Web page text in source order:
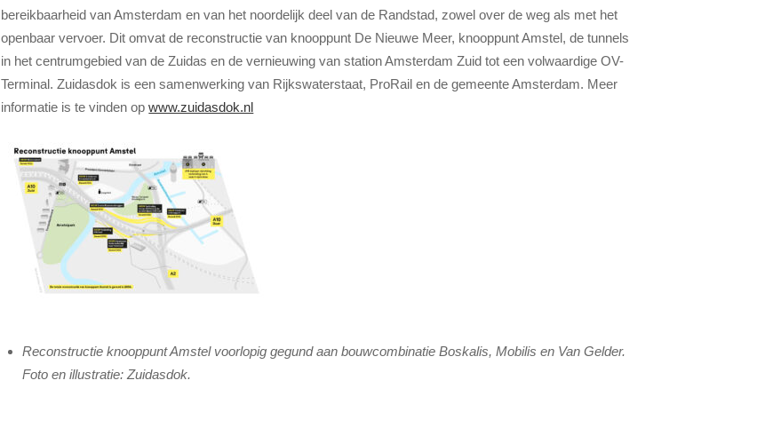
bereikbaarheid van Amsterdam en van het noordelijk deel van de Randstad, zowel over de weg als met het
openbaar vervoer. Dit omvat de reconstructie van knooppunt De Nieuwe Meer, knooppunt Amstel, de tunnels
in het centrumgebied van de Zuidas en de vernieuwing van station Amsterdam Zuid tot een volwaardige OV-
Terminal. Zuidasdok is een samenwerking van Rijkswaterstaat, ProRail en de gemeente Amsterdam. Meer
informatie is te vinden opwww.zuidasdok.nl
Reconstructie knooppunt Amstel voorlopig gegund aan bouwcombinatie Boskalis, Mobilis en Van Gelder.
Foto en illustratie: Zuidasdok.